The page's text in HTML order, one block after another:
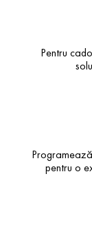
Pentru
pentru o